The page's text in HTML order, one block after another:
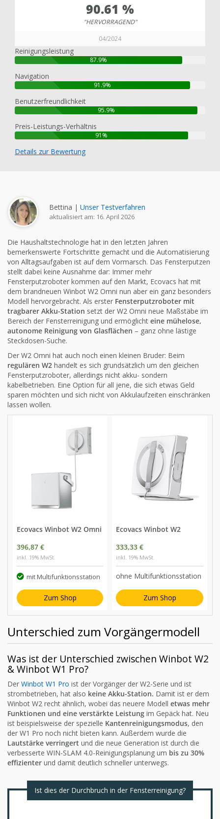
90.61 %
"HERVORRAGEND"
04/2024
Reinigungsleistung
87.9%
Navigation
91.9%
Benutzerfreundlichkeit
95.9%
Preis-Leistungs-Verhältnis
91%
Details zur Bewertung
Bettina | Unser Testverfahren
aktualisiert am: 16. April 2026
Die Haushaltstechnologie hat in den letzten Jahren
bemerkenswerte Fortschritte gemacht und die Automatisierung
von Alltagsaufgaben ist auf dem Vormarsch. Das Fensterputzen
stellt dabei keine Ausnahme dar: Immer mehr
Fensterputzroboter kommen auf den Markt, Ecovacs hat mit
dem brandneuen Winbot W2 Omni nun aber ein ganz besonders
Modell hervorgebracht. Als erster Fensterputzroboter mit
tragbarer Akku-Station setzt der W2 Omni neue Maßstäbe im
Bereich der Fensterreinigung und ermöglicht eine mühelose,
autonome Reinigung von Glasflächen – ganz ohne lästige
Steckdosen-Suche.
Der W2 Omni hat auch noch einen kleinen Bruder: Beim
regulären W2 handelt es sich grundsätzlich um den gleichen
Fensterputzroboter, allerdings nicht akku- sondern
kabelbetrieben. Eine Option für all jene, die sich etwas Geld
sparen möchten und sich nicht von Akkulaufzeiten einschränken
lassen wollen.
Ecovacs Winbot W2 Omni
Ecovacs Winbot W2
396,87 €
inkl. 19% MwSt.
333,33 €
inkl. 19% MwSt.
mit Multifunktionsstation ohne Multifunktionsstation
Zum Shop Zum Shop
Unterschied zum Vorgängermodell
Was ist der Unterschied zwischen Winbot W2
& Winbot W1 Pro?
Der Winbot W1 Pro ist der Vorgänger der W2-Serie und ist
strombetrieben, hat also keine Akku-Station. Damit ist er dem
Winbot W2 recht ähnlich, wobei das neuere Modell etwas mehr
Funktionen und eine verstärkte Leistung im Gepäck hat. Neu
ist beispielsweise der spezielle Kantenreinigungsmodus, den
der W1 Pro noch nicht bieten kann. Außerdem wurde die
Lautstärke verringert und die neue Generation ist durch die
verbesserte WIN-SLAM 4.0-Reinigungsplanung um bis zu 30%
effizienter und damit deutlich schneller unterwegs.
Ist dies der Durchbruch in der Fensterreinigung?